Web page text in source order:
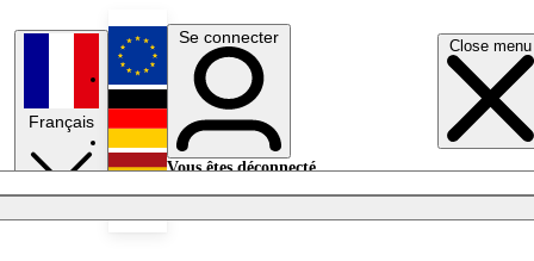
Close menu
Français
English
Deutsch
Se connecter
Vous êtes déconnecté.